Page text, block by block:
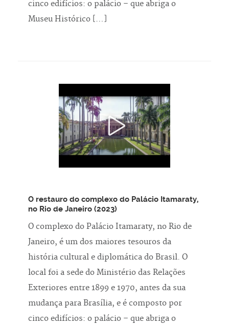
cinco edifícios: o palácio – que abriga o
Museu Histórico […]
O restauro do complexo do Palácio Itamaraty,
no Rio de Janeiro (2023)
O complexo do Palácio Itamaraty, no Rio de
Janeiro, é um dos maiores tesouros da
história cultural e diplomática do Brasil. O
local foi a sede do Ministério das Relações
Exteriores entre 1899 e 1970, antes da sua
mudança para Brasília, e é composto por
cinco edifícios: o palácio – que abriga o